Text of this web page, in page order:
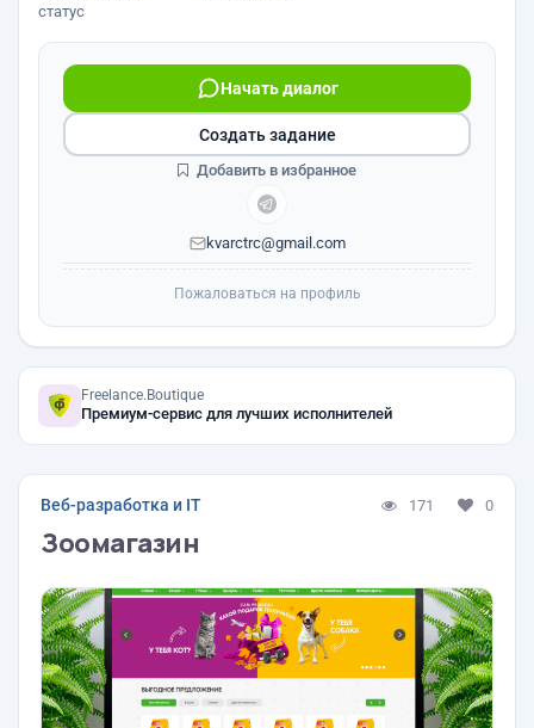
статус
Начать диалог
kvarctrc@gmail.com
Создать задание
Добавить в избранное
Пожаловаться на профиль
Freelance.Boutique
Премиум-сервис для лучших исполнителей
Веб-разработка и IT 171 0
Зоомагазин